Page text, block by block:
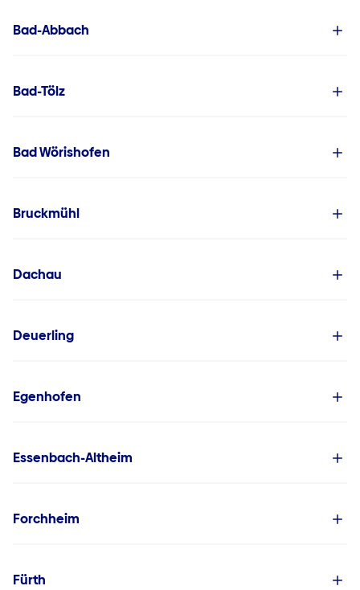
Bad-Abbach
Bad-Tölz
Bad Wörishofen
Bruckmühl
Dachau
Deuerling
Egenhofen
Essenbach-Altheim
Forchheim
Fürth